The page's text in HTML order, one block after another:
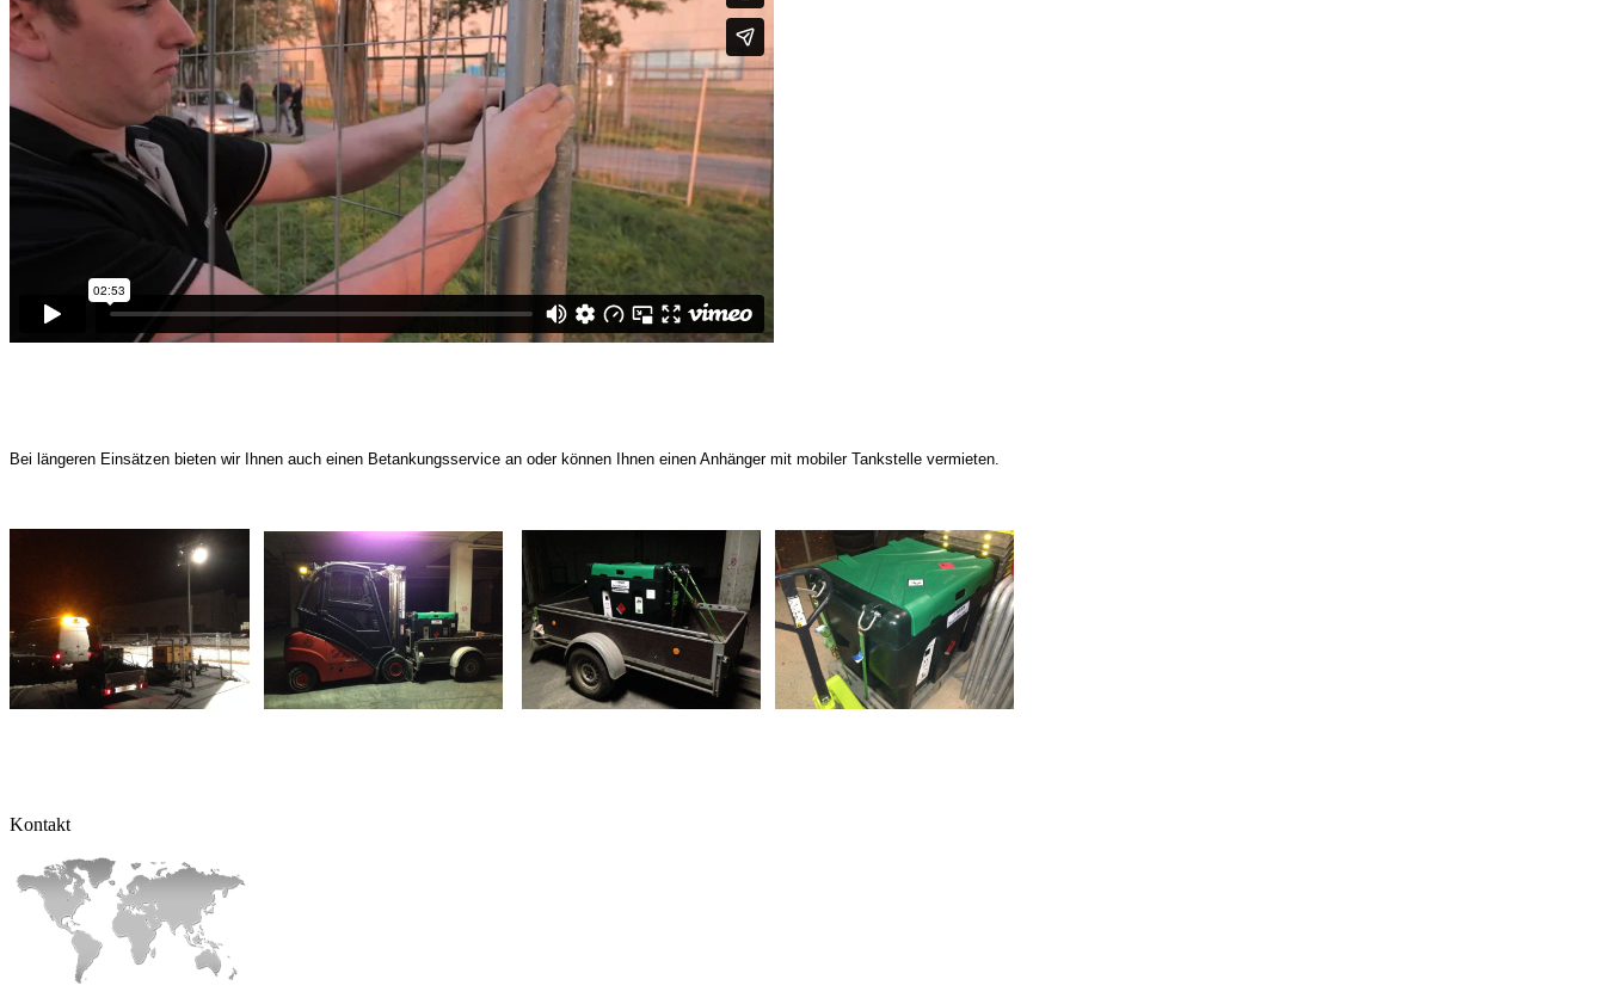
Bei längeren Einsätzen bieten wir Ihnen auch einen Betankungsservice an oder können Ihnen einen Anhänger mit mobiler Tankstelle vermieten.
Kontakt